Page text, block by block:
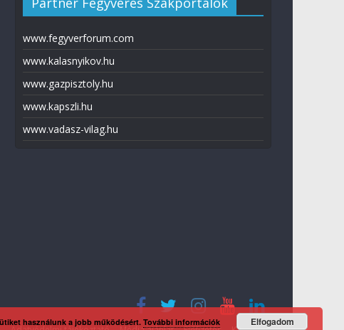
www.fegyverforum.com
www.kalasnyikov.hu
www.gazpisztoly.hu
www.kapszli.hu
www.vadasz-vilag.hu
használunk a jobb működésért. További információk Elfogadom